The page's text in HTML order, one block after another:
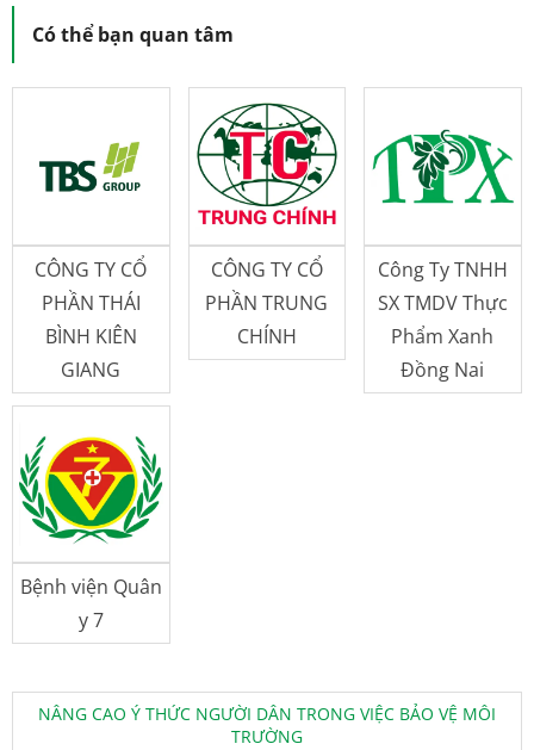
Có thể bạn quan tâm
CÔNG TY CỔ
PHẦN THÁI
BÌNH KIÊN
GIANG
CÔNG TY CỔ
PHẦN TRUNG
CHÍNH
Công Ty TNHH
SX TMDV Thực
Phẩm Xanh
Đồng Nai
Bệnh viện Quân
y 7
NÂNG CAO Ý THỨC NGƯỜI DÂN TRONG VIỆC BẢO VỆ MÔI
TRƯỜNG